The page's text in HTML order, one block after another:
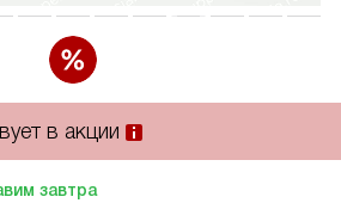
в акции
завтра